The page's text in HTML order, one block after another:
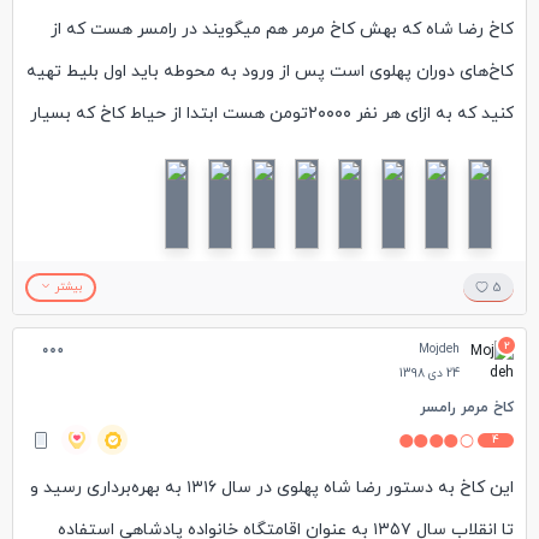
کاخ رضا شاه که بهش کاخ مرمر هم میگویند در رامسر هست که از
کاخ‌های دوران پهلوی است پس از ورود به محوطه باید اول بلیط تهیه
کنید که به ازای هر نفر ۲۰۰۰۰تومن هست ابتدا از حیاط کاخ که بسیار
دیدنی و زیباست عبور کرده تا به کاخ میرسید. مقابل کاخ حوض
شوید اونجا میتونید فرشهای دستبافت و تابلوهای نقاشی از
هنرمندان مختلف، ظروف عتیقه، مبلمان، مجسمه و لوازم زندگی رضا
شاه و محمدرضا شاه رو که در اتاقهای مختلف قرار دارند ببینید.علاوه
بر اینها می‌توان از موزه حمام قدیم، موزه بین‌المللی عاج و موزه مردم
شناسی که در این مجموعه هست هم دیدن کنید.
5 بیشتر
2
Mojdeh
24 دی 1398
کاخ مرمر رامسر
4
این کاخ به دستور رضا شاه پهلوی در سال ۱۳۱۶ به بهره‌برداری رسید و
تا انقلاب سال ۱۳۵۷ به عنوان اقامتگاه خانواده پادشاهی استفاده